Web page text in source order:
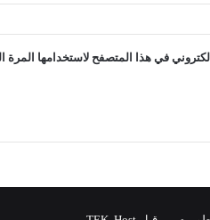
في هذا المتصفح لاستخدامها المرة